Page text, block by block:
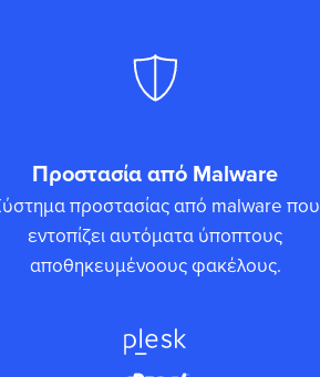
Προστασία από Malware
προστασίας από malware που
εντοπίζει αυτόματα ύποπτους
αποθηκευμένοους φακέλους.